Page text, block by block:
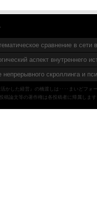
сравнение в сети
аспект внутреннего
скроллинга и
活かした経営』の橋渡しは‥‥まいどフォ
稿論文等の著作権は各投稿者に帰属しま